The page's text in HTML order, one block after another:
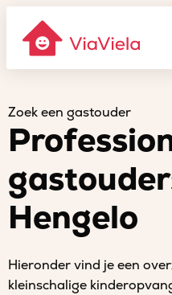
Zoek een gastouder
Hengelo
Hieronder vind je een
kleinschalige